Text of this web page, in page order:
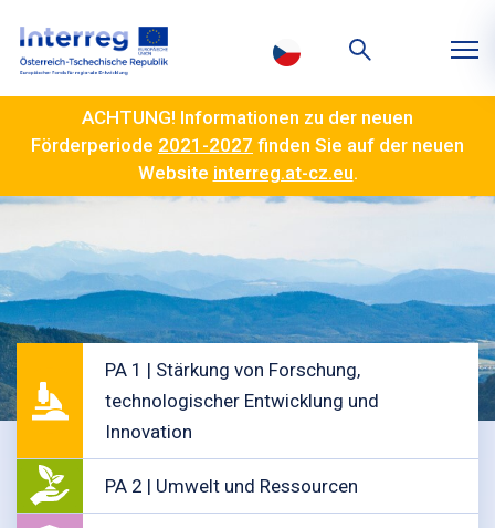
ACHTUNG! Informationen zu der neuen
Förderperiode 2021-2027 finden Sie auf der neuen
Website interreg.at-cz.eu.
PA 1 | Stärkung von Forschung,
technologischer Entwicklung und
Innovation
PA 2 | Umwelt und Ressourcen